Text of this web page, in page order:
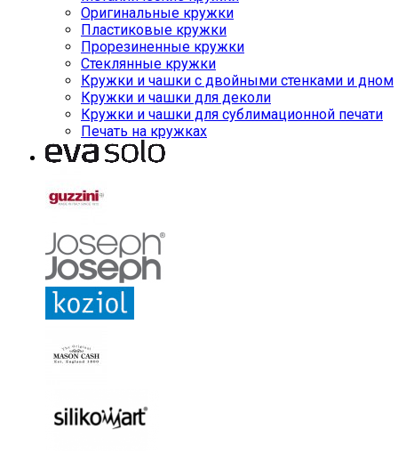
Оригинальные кружки
Пластиковые кружки
Прорезиненные кружки
Стеклянные кружки
Кружки и чашки с двойными стенками и дном
Кружки и чашки для деколи
Кружки и чашки для сублимационной печати
Печать на кружках